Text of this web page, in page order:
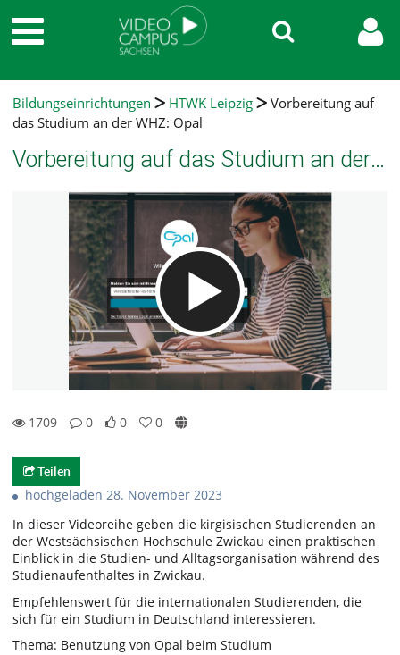
Bildungseinrichtungen HTWK Leipzig
Vorbereitung auf
das Studium an der WHZ: Opal
Vorbereitung auf das Studium an der WHZ: Opal
1709
0
0
0
Teilen
hochgeladen 28. November 2023
In dieser Videoreihe geben die kirgisischen Studierenden an
der Westsächsischen Hochschule Zwickau einen praktischen
Einblick in die Studien- und Alltagsorganisation während des
Studienaufenthaltes in Zwickau.
Empfehlenswert für die internationalen Studierenden, die
sich für ein Studium in Deutschland interessieren.
Thema: Benutzung von Opal beim Studium